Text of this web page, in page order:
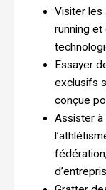
Visiter les
running
Essayer
exclusifs
conçue
Assister